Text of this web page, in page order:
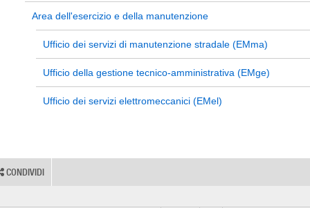
Area dell'esercizio e della manutenzione
Ufficio dei servizi di manutenzione stradale (EMma)
Ufficio della gestione tecnico-amministrativa (EMge)
Ufficio dei servizi elettromeccanici (EMel)
CONDIVIDI